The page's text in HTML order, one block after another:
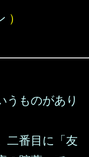
）
うものがあり
二番目に「友